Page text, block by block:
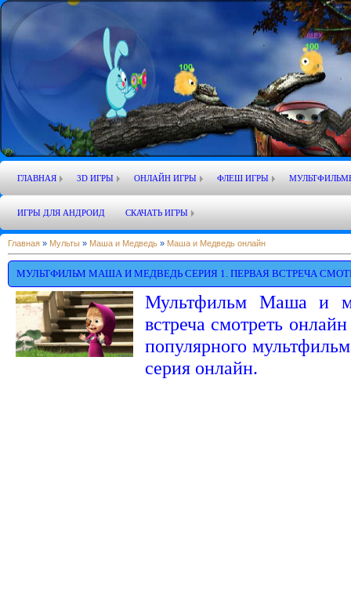
ГЛАВНАЯ 3D ИГРЫ ОНЛАЙН ИГРЫ ФЛЕШ ИГРЫ
ИГРЫ ДЛЯ АНДРОИД СКАЧАТЬ ИГРЫ
Главная » Мульты » Маша и Медведь » Маша и Медведь онлайн
МУЛЬТФИЛЬМ МАША И МЕДВЕДЬ СЕРИЯ 1. ПЕРВАЯ ВСТРЕЧА
Мультфильм Маша и
встреча смотреть
популярного
серия онлайн.